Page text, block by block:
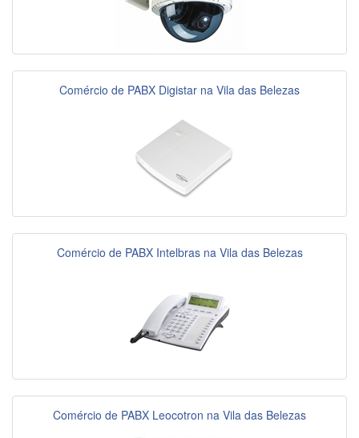
Comércio de PABX Digistar na Vila das Belezas
Comércio de PABX Intelbras na Vila das Belezas
Comércio de PABX Leocotron na Vila das Belezas